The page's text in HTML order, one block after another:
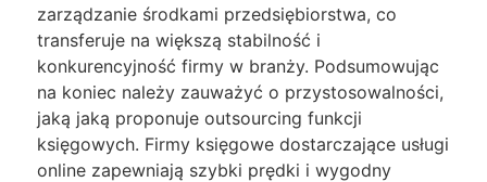
zarządzanie środkami przedsiębiorstwa, co
transferuje na większą stabilność i
konkurencyjność firmy w branży. Podsumowując
na koniec należy zauważyć o przystosowalności,
jaką jaką proponuje outsourcing funkcji
księgowych. Firmy księgowe dostarczające usługi
online zapewniają szybki prędki i wygodny